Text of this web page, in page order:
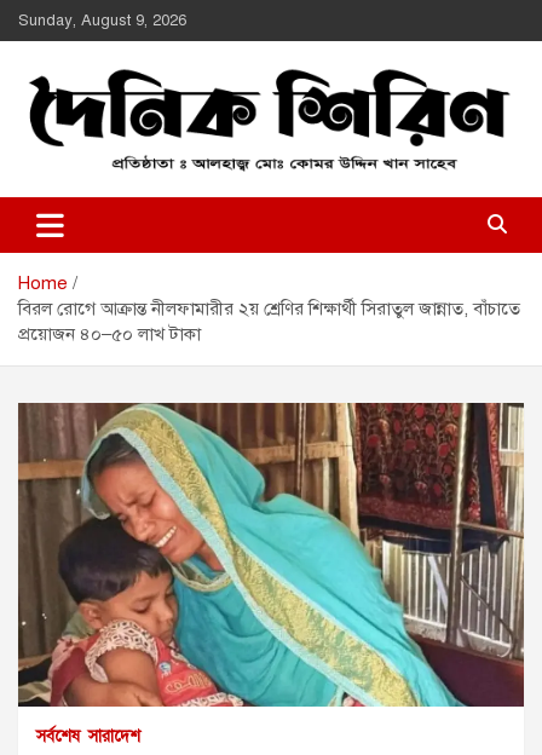
Skip
to
Sunday, August 9, 2026
Daily Shirin
Home
বিরল রোগে আক্রান্ত নীলফামারীর ২য় শ্রেণির শিক্ষার্থী সিরাতুল জান্নাত, বাঁচাতে
প্রয়োজন ৪০–৫০ লাখ টাকা
সর্বশেষ সারাদেশ